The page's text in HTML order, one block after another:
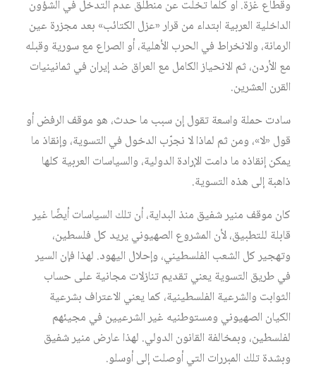
وقطاع غزة. أو كلما تخلت عن منطلق عدم التدخل في الشؤون
الداخلية العربية ابتداء من قرار «عزل الكتائب» بعد مجزرة عين
الرمانة، والانخراط في الحرب الأهلية، أو الصراع مع سورية وقبله
مع الأردن، ثم الانحياز الكامل مع العراق ضد إيران في ثمانينيات
القرن العشرين.
سادت حملة واسعة تقول إن سبب ما حدث، هو موقف الرفض أو
قول «لا»، ومن ثم لماذا لا نجرّب الدخول في التسوية، وإنقاذ ما
يمكن إنقاذه ما دامت الإرادة الدولية، والسياسات العربية كلها
ذاهبة إلى هذه التسوية.
كان موقف منير شفيق منذ البداية، أن تلك السياسات أيضًا غير
قابلة للتطبيق، لأن المشروع الصهيوني يريد كل فلسطين،
وتهجير كل الشعب الفلسطيني، وإحلال اليهود. لهذا فإن السير
في طريق التسوية يعني تقديم تنازلات مجانية على حساب
الثوابت والشرعية الفلسطينية، كما يعني الاعتراف بشرعية
الكيان الصهيوني ومستوطنيه غير الشرعيين في مجيئهم
لفلسطين، وبمخالفة القانون الدولي. لهذا عارض منير شفيق
وبشدة تلك المبررات التي أوصلت إلى أوسلو.